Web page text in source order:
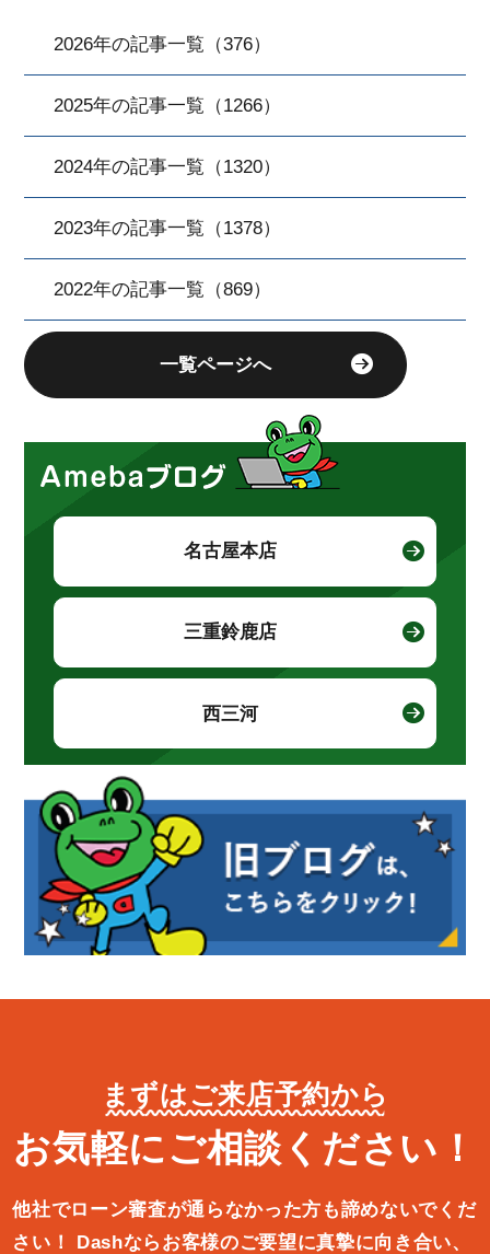
2026年の記事一覧（376）
2025年の記事一覧（1266）
2024年の記事一覧（1320）
2023年の記事一覧（1378）
2022年の記事一覧（869）
一覧ページへ
名古屋本店
三重鈴鹿店
西三河
まずはご来店予約から
お気軽にご相談ください！
他社でローン審査が通らなかった方も諦めないでくだ
さい！
Dashならお客様のご要望に真摯に向き合い、